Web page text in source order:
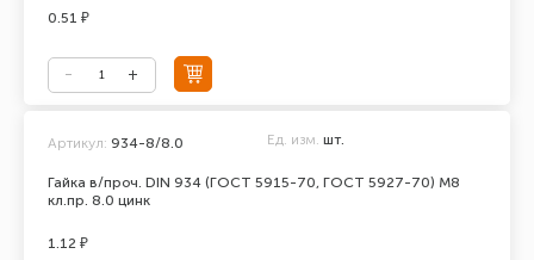
0.51 ₽
Гайка в/проч. DIN 934 (ГОСТ 5915-70, ГОСТ 5927-70) М8
кл.пр. 8.0 цинк
Артикул: 934-8/8.0 Ед. изм. шт.
1.12 ₽